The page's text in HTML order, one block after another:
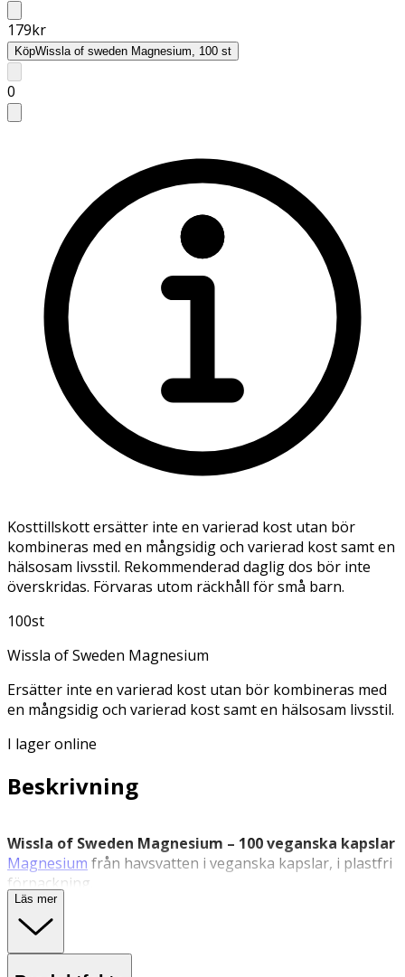
179kr
KöpWissla of sweden Magnesium, 100 st
0
Kosttillskott ersätter inte en varierad kost utan bör
kombineras med en mångsidig och varierad kost samt en
hälsosam livsstil. Rekommenderad daglig dos bör inte
överskridas. Förvaras utom räckhåll för små barn.
100st
Wissla of Sweden Magnesium
Ersätter inte en varierad kost utan bör kombineras med
en mångsidig och varierad kost samt en hälsosam livsstil.
I lager online
Beskrivning
Wissla of Sweden Magnesium – 100 veganska kapslar
Magnesium från havsvatten i veganska kapslar, i plastfri
förpackning.
Magnesium från Wissla of Sweden är ett kosttillskott
med magnesium utvunnet från havsvatten genom en
skonsam process. Produkten innehåller även naturligt
Läs mer